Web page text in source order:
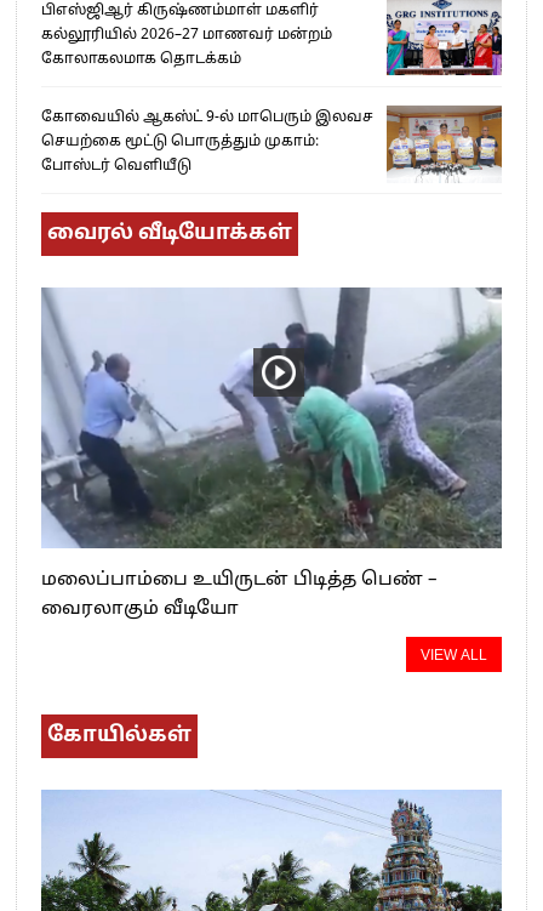
பிஎஸ்ஜிஆர் கிருஷ்ணம்மாள் மகளிர்
கல்லூரியில் 2026–27 மாணவர் மன்றம்
கோலாகலமாக தொடக்கம்
கோவையில் ஆகஸ்ட் 9-ல் மாபெரும் இலவச
செயற்கை மூட்டு பொருத்தும் முகாம்:
போஸ்டர் வெளியீடு
வைரல் வீடியோக்கள்
மலைப்பாம்பை உயிருடன் பிடித்த பெண் –
வைரலாகும் வீடியோ
VIEW ALL
கோயில்கள்